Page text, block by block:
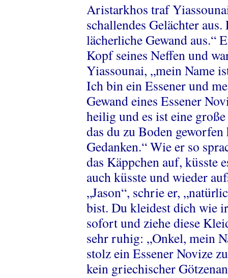
Aristarkhos traf
schallendes Gelächter
lächerliche Gewand aus.“
Kopf seines Neffen und
Yiassounai, „mein Name
Ich bin ein Essener und
Gewand eines Essener
heilig und es ist eine
das du zu Boden
Gedanken.“ Wie er so
das Käppchen auf, küsste
auch küsste und wieder
„Jason“, schrie er,
bist. Du kleidest dich wie
sofort und ziehe diese
sehr ruhig: „Onkel, mein
stolz ein Essener Novize
kein griechischer